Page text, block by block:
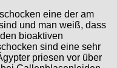
eine der am
und man weiß, dass
bioaktiven
sind eine sehr
priesen vor über